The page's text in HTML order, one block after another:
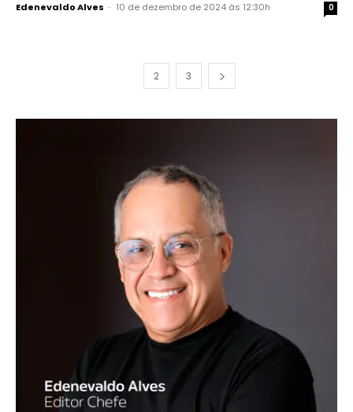
Edenevaldo Alves - 10 de dezembro de 2024 às 12:30h 0
2 3